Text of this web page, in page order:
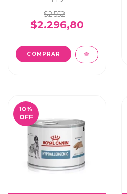
$2.552
$2.296,80
10%
OFF